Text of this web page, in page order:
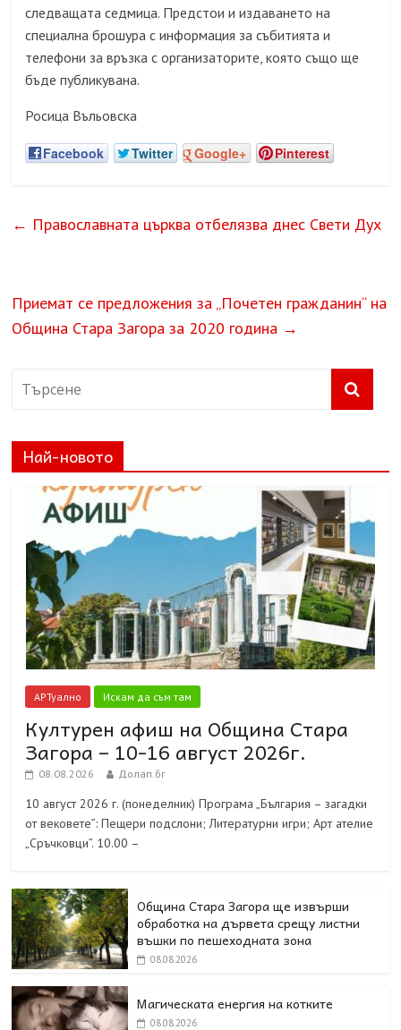
следващата седмица. Предстои и издаването на
специална брошура с информация за събитията и
телефони за връзка с организаторите, която също ще
бъде публикувана.
Росица Въльовска
Facebook Twitter Google+ Pinterest
← Православната църква отбелязва днес Свети Дух
Приемат се предложения за „Почетен гражданин“ на
Община Стара Загора за 2020 година →
Най-новото
АРТуално Искам да съм там
Културен афиш на Община Стара
Загора – 10-16 август 2026г.
08.08.2026 Долап.бг
10 август 2026 г. (понеделник) Програма „България – загадки
от вековете”: Пещери подслони; Литературни игри; Арт ателие
„Сръчковци”. 10.00 –
Община Стара Загора ще извърши
обработка на дървета срещу листни
въшки по пешеходната зона
08.08.2026
Магическата енергия на котките
08.08.2026